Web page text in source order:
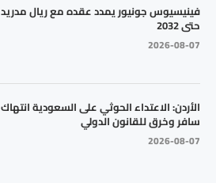
فينيسيوس جونيور يمدد عقده مع ريال مدريد
حتى 2032
2026-08-07
الأردن: الاعتداء الحوثي على السعودية انتهاك
سافر وخرق للقانون الدولي
2026-08-07